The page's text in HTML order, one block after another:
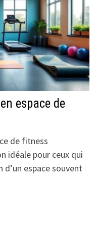
espace de
de fitness
idéale pour ceux qui
espace souvent